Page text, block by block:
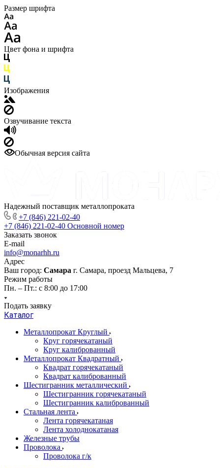
Размер шрифта
Цвет фона и шрифта
Изображения
Озвучивание текста
Обычная версия сайта
Надежный поставщик металлопроката
+7 (846) 221-02-40
+7 (846) 221-02-40 Основной номер
Заказать звонок
E-mail
info@monarhh.ru
Адрес
Ваш город: Самара г. Самара, проезд Мальцева, 7
Режим работы
Пн. – Пт.: с 8:00 до 17:00
Подать заявку
Каталог
Металлопрокат Круглый
Круг горячекатаный
Круг калиброванный
Металлопрокат Квадратный
Квадрат горячекатаный
Квадрат калиброванный
Шестигранник металлический
Шестигранник горячекатаный
Шестигранник калиброванный
Стальная лента
Лента горячекатаная
Лента холоднокатаная
Железные трубы
Проволока
Проволока г/к